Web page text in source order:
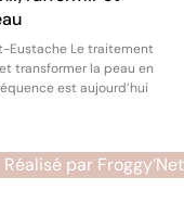
Eustache Le traitement
transformer la peau en
est aujourd’hui
Réalisé par Froggy’Net